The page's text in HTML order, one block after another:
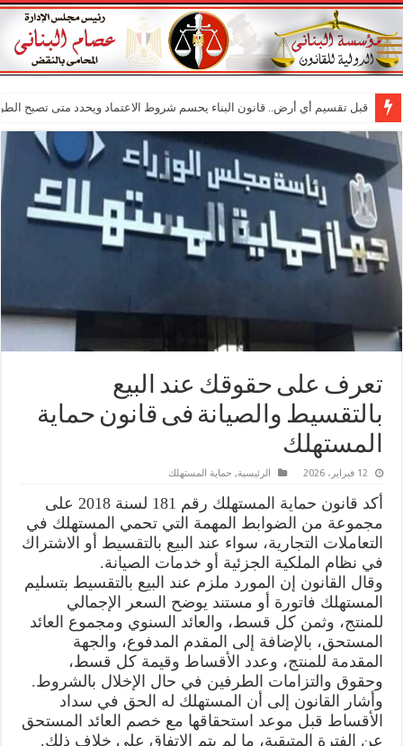
قبل تقسيم أي أرض.. قانون البناء يحسم شروط الاعتماد ويحدد متى تصبح
تعرف على حقوقك عند البيع
بالتقسيط والصيانة فى قانون حماية
المستهلك
12 فبراير، 2026 الرئيسية, حماية المستهلك
أكد قانون حماية المستهلك رقم 181 لسنة 2018 على
مجموعة من الضوابط المهمة التي تحمي المستهلك في
التعاملات التجارية، سواء عند البيع بالتقسيط أو الاشتراك
في نظام الملكية الجزئية أو خدمات الصيانة.
وقال القانون إن المورد ملزم عند البيع بالتقسيط بتسليم
المستهلك فاتورة أو مستند يوضح السعر الإجمالي
للمنتج، وثمن كل قسط، والعائد السنوي ومجموع العائد
المستحق، بالإضافة إلى المقدم المدفوع، والجهة
المقدمة للمنتج، وعدد الأقساط وقيمة كل قسط،
وحقوق والتزامات الطرفين في حال الإخلال بالشروط.
وأشار القانون إلى أن المستهلك له الحق في سداد
الأقساط قبل موعد استحقاقها مع خصم العائد المستحق
عن الفترة المتبقية، ما لم يتم الاتفاق على خلاف ذلك.